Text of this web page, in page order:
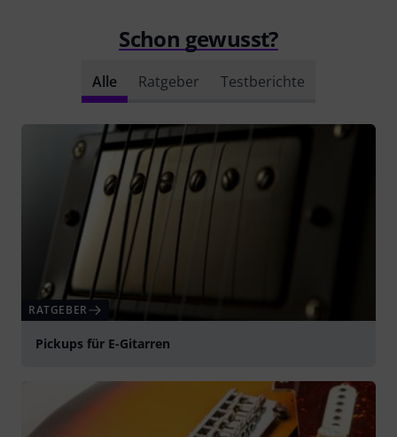
Schon gewusst?
Alle Ratgeber Testberichte
RATGEBER
Pickups für E-Gitarren